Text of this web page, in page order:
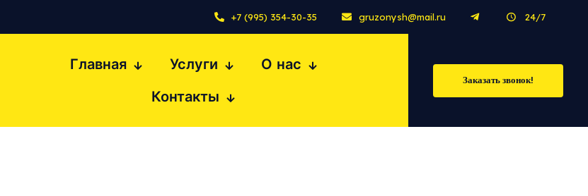
+7 (995) 354-30-35 gruzonysh@mail.ru 24/7
Главная Услуги
О нас
Контакты
Заказать звонок!